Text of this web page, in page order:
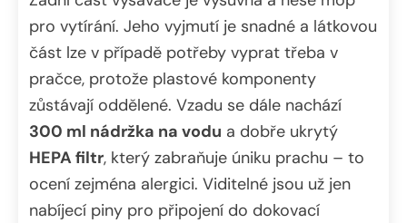
pro vytírání. Jeho vyjmutí je snadné a látkovou
část lze v případě potřeby vyprat třeba v
pračce, protože plastové komponenty
zůstávají oddělené. Vzadu se dále nachází
300 ml nádržka na vodu a dobře ukrytý
HEPA filtr, který zabraňuje úniku prachu – to
ocení zejména alergici. Viditelné jsou už jen
nabíjecí piny pro připojení do dokovací